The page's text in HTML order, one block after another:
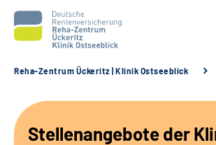
Unsere Angebote
Reha-Zentrum Ückeritz | Klinik Ostseeblick
Stellenangebote der